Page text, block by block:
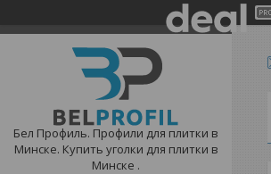
Бел Профиль. Профили для плитки в
Минске. Купить уголки для плитки в
Минске .